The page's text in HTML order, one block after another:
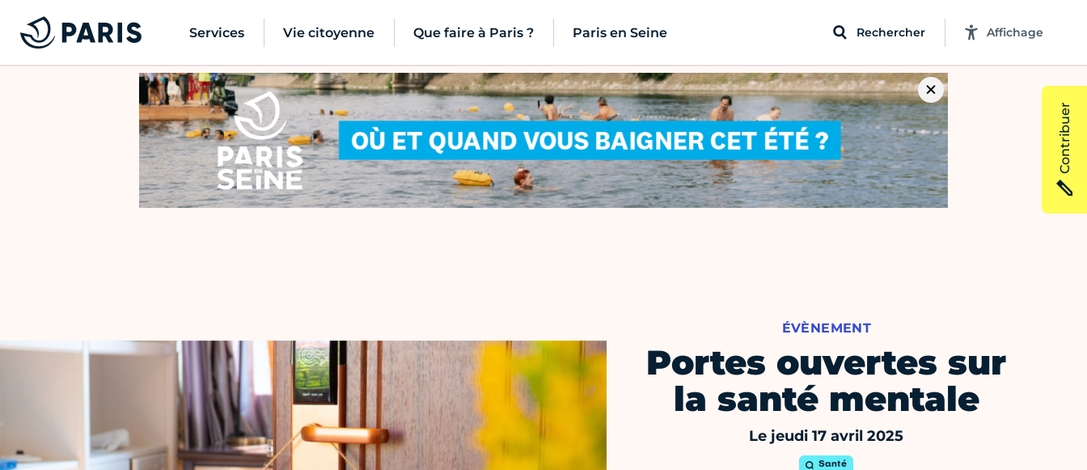
Services Vie citoyenne Que faire à Paris ? Paris en Seine Rechercher Affichage
ÉVÈNEMENT
Portes ouvertes sur
la santé mentale
Le jeudi 17 avril 2025
Santé
Contribuer